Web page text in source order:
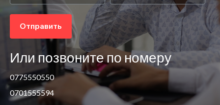
Отправить
Или позвоните по номеру
0775550550
0701555594